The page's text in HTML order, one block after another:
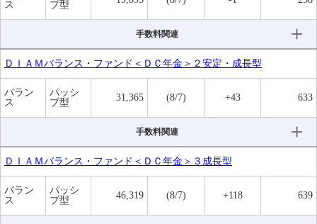
ス
ブ型
手数料関連
ＤＩＡＭバランス・ファンド＜ＤＣ年金＞２安定・成長型
バラン
ス
パッシ
ブ型
31,365 (8/7) +43 633
手数料関連
ＤＩＡＭバランス・ファンド＜ＤＣ年金＞３成長型
バラン
ス
パッシ
ブ型
46,319 (8/7) +118 639